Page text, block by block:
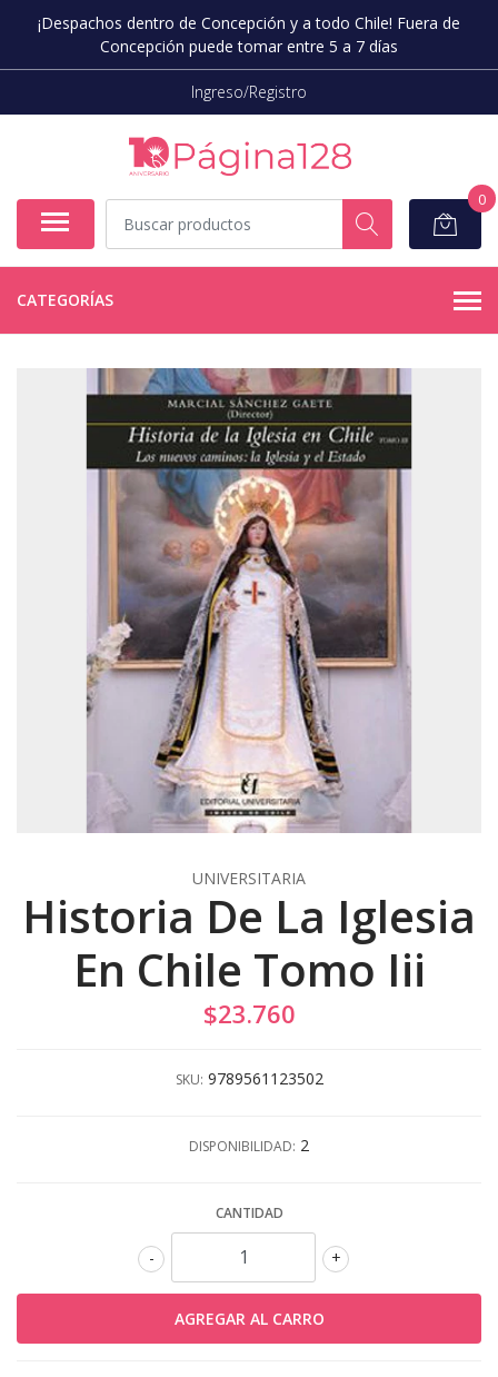
¡Despachos dentro de Concepción y a todo Chile! Fuera de
Concepción puede tomar entre 5 a 7 días
Ingreso/Registro
0
CATEGORÍAS
UNIVERSITARIA
Historia De La Iglesia
En Chile Tomo Iii
$23.760
SKU: 9789561123502
DISPONIBILIDAD: 2
CANTIDAD
+
-